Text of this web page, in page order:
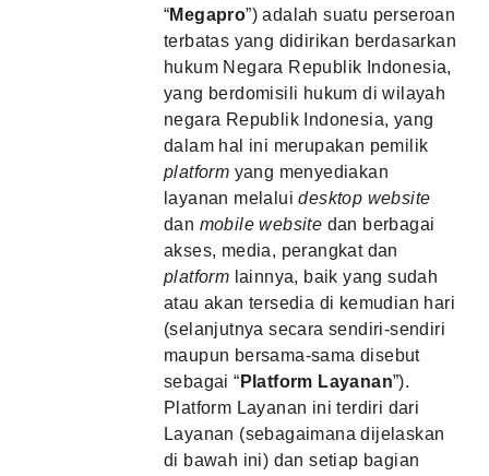
“Megapro”) adalah suatu perseroan
terbatas yang didirikan berdasarkan
hukum Negara Republik Indonesia,
yang berdomisili hukum di wilayah
negara Republik Indonesia, yang
dalam hal ini merupakan pemilik
platform yang menyediakan
layanan melaluidesktop website
dan mobile website dan berbagai
akses, media, perangkat dan
platform lainnya, baik yang sudah
atau akan tersedia di kemudian hari
(selanjutnya secara sendiri-sendiri
maupun bersama-sama disebut
sebagai “ Platform Layanan”).
Platform Layanan ini terdiri dari
Layanan (sebagaimana dijelaskan
di bawah ini) dan setiap bagian